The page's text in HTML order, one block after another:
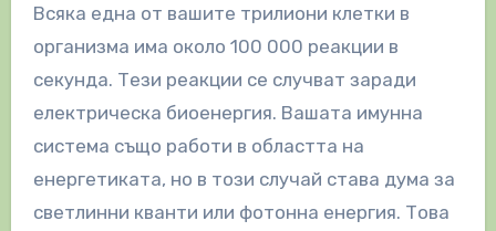
Всяка една от вашите трилиони клетки в
организма има около 100 000 реакции в
секунда. Тези реакции се случват заради
електрическа биоенергия. Вашата имунна
система също работи в областта на
енергетиката, но в този случай става дума за
светлинни кванти или фотонна енергия. Това